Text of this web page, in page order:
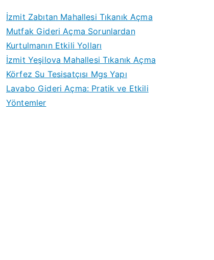
İzmit Zabıtan Mahallesi Tıkanık Açma
Mutfak Gideri Açma Sorunlardan
Kurtulmanın Etkili Yolları
İzmit Yeşilova Mahallesi Tıkanık Açma
Körfez Su Tesisatçısı Mgs Yapı
Lavabo Gideri Açma: Pratik ve Etkili
Yöntemler